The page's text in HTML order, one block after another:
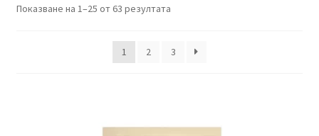
Профил
Показване на 1–25 от 63 резултатаSorted
1
2 3